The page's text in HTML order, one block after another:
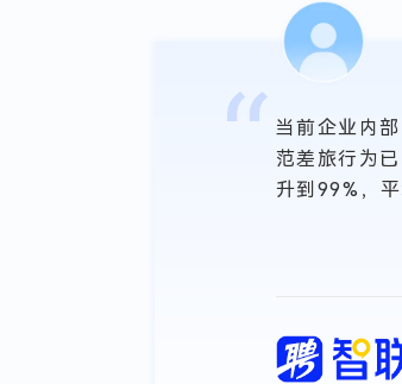
当前企业内
范差旅行为
升到99%，